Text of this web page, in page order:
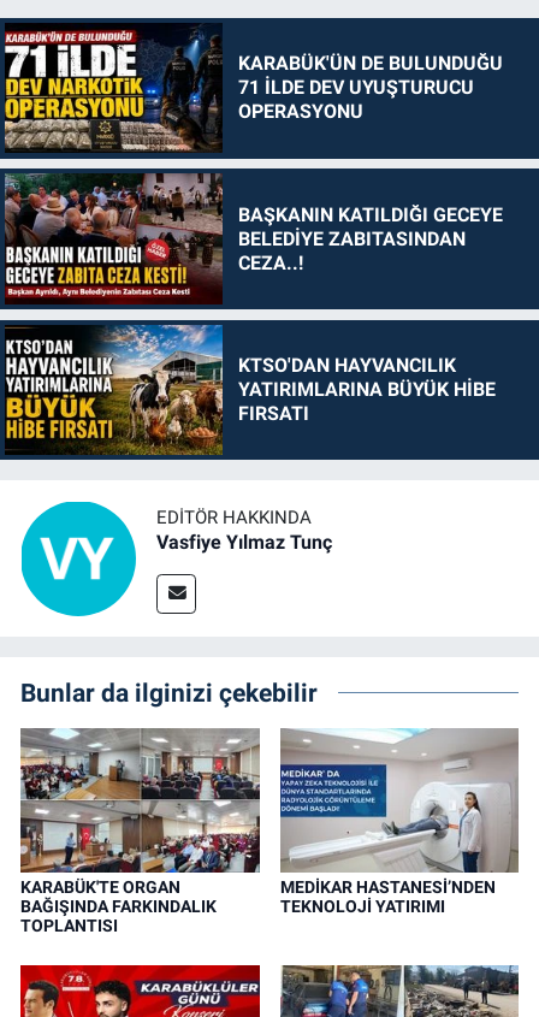
KARABÜK'ÜN DE BULUNDUĞU
71 İLDE DEV UYUŞTURUCU
OPERASYONU
BAŞKANIN KATILDIĞI GECEYE
BELEDİYE ZABITASINDAN
CEZA..!
KTSO'DAN HAYVANCILIK
YATIRIMLARINA BÜYÜK HİBE
FIRSATI
EDITÖR HAKKINDA
Vasfiye Yılmaz Tunç
Bunlar da ilginizi çekebilir
KARABÜK'TE ORGAN
BAĞIŞINDA FARKINDALIK
TOPLANTISI
MEDİKAR HASTANESİ’NDEN
TEKNOLOJİ YATIRIMI